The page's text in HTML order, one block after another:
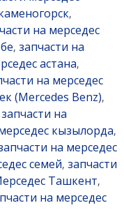
,
на мерседес
, запчасти на
астана,
на мерседес
(Mercedes Benz),
запчасти на
кызылорда,
на мерседес
семей, запчасти
Ташкент,
на мерседес